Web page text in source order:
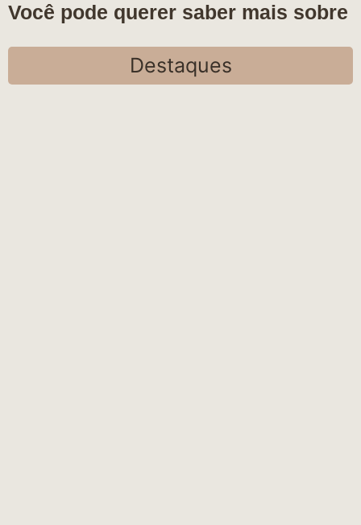
Você pode querer saber mais sobre
Destaques